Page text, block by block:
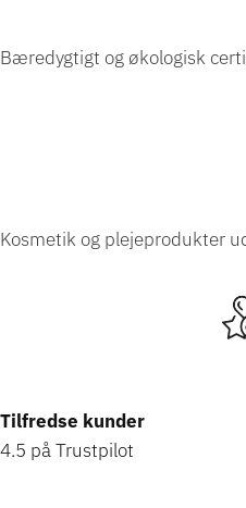
Bæredygtigt og økologisk
Kosmetik og plejeprodukter
Tilfredse kunder
4.5 på Trustpilot